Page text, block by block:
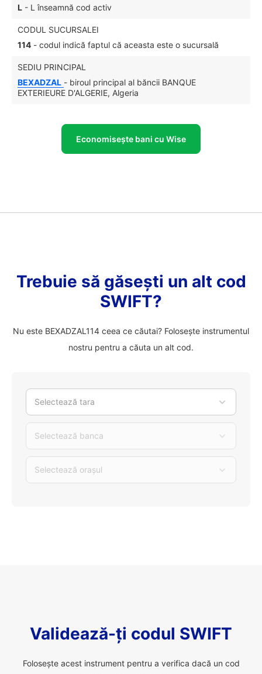
L - L înseamnă cod activ
CODUL SUCURSALEI
114 - codul indică faptul că aceasta este o sucursală
SEDIU PRINCIPAL
BEXADZAL - biroul principal al băncii BANQUE
EXTERIEURE D'ALGERIE, Algeria
Economisește bani cu Wise
Trebuie să găsești un alt cod
SWIFT?
Nu este BEXADZAL114 ceea ce căutai? Folosește instrumentul
nostru pentru a căuta un alt cod.
Selectează tara
Selectează banca
Selectează orașul
Validează-ți codul SWIFT
Folosește acest instrument pentru a verifica dacă un cod